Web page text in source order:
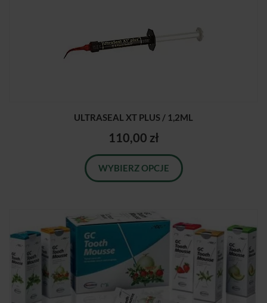
ULTRASEAL XT PLUS / 1,2ML
110,00 zł
WYBIERZ OPCJE